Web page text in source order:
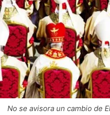
No se avisora un cambio de